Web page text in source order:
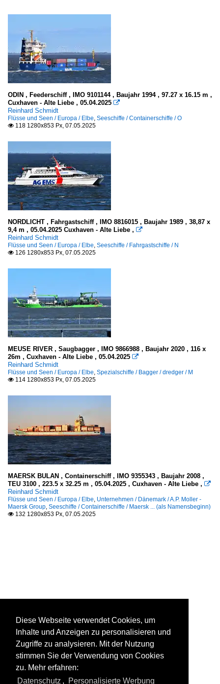
ODIN , Feederschiff , IMO 9101144 , Baujahr 1994 , 97.27 x 16.15 m ,
Cuxhaven - Alte Liebe , 05.04.2025 
Reinhard Schmidt
Flüsse und Seen / Europa / Elbe, Seeschiffe / Containerschiffe / O
 118 1280x853 Px, 07.05.2025
NORDLICHT , Fahrgastschiff , IMO 8816015 , Baujahr 1989 , 38,87 x
9,4 m , 05.04.2025 Cuxhaven - Alte Liebe , 
Reinhard Schmidt
Flüsse und Seen / Europa / Elbe, Seeschiffe / Fahrgastschiffe / N
 126 1280x853 Px, 07.05.2025
MEUSE RIVER , Saugbagger , IMO 9866988 , Baujahr 2020 , 116 x
26m , Cuxhaven - Alte Liebe , 05.04.2025 
Reinhard Schmidt
Flüsse und Seen / Europa / Elbe, Spezialschiffe / Bagger / dredger / M
 114 1280x853 Px, 07.05.2025
MAERSK BULAN , Containerschiff , IMO 9355343 , Baujahr 2008 ,
TEU 3100 , 223.5 x 32.25 m , 05.04.2025 , Cuxhaven - Alte Liebe , 
Reinhard Schmidt
Flüsse und Seen / Europa / Elbe, Unternehmen / Dänemark / A.P. Moller -
Maersk Group, Seeschiffe / Containerschiffe / Maersk ... (als Namensbeginn)
 132 1280x853 Px, 07.05.2025
Diese Webseite verwendet Cookies, um
Inhalte und Anzeigen zu personalisieren und
Zugriffe zu analysieren. Mit der Nutzung
stimmen Sie der Verwendung von Cookies
zu. Mehr erfahren:
Datenschutz , Personalisierte Werbung